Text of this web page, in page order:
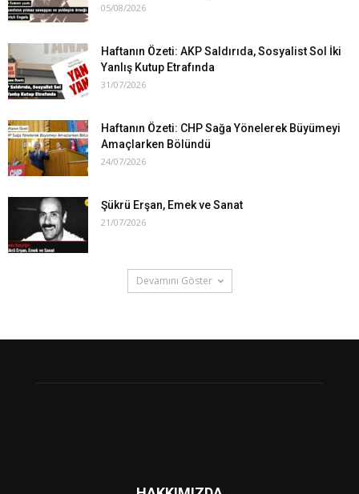
05/08/2026
Haftanın Özeti: AKP Saldırıda, Sosyalist Sol İki
Yanlış Kutup Etrafında
31/07/2026
Haftanın Özeti: CHP Sağa Yönelerek Büyümeyi
Amaçlarken Bölündü
24/07/2026
Şükrü Erşan, Emek ve Sanat
21/07/2026
Devamını Göster